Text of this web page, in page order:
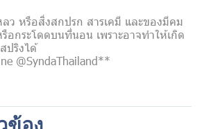
ลว หรือสิ่งสกปรก สารเคมี และของมีคม
อกระโดดบนที่นอน เพราะอาจทำให้เกิด
ปริงได้
@SyndaThailand**